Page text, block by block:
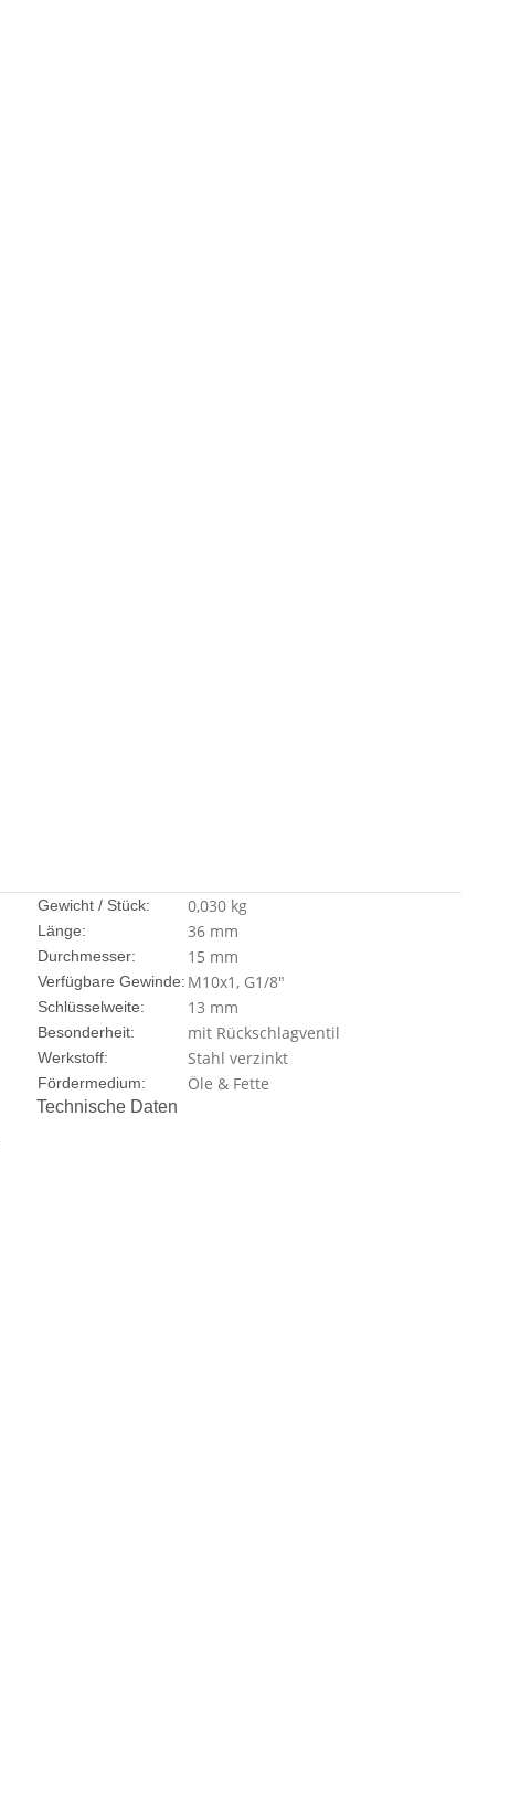
Technische Daten
Gewicht / Stück: 0,030 kg
Länge: 36 mm
Durchmesser: 15 mm
Verfügbare Gewinde: M10x1, G1/8"
Schlüsselweite: 13 mm
Besonderheit: mit Rückschlagventil
Werkstoff: Stahl verzinkt
Fördermedium: Öle & Fette